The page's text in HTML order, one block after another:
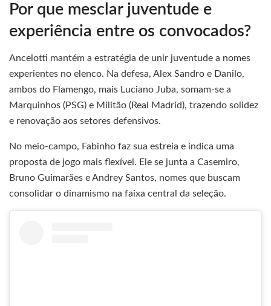
Por que mesclar juventude e
experiência entre os convocados?
Ancelotti mantém a estratégia de unir juventude a nomes
experientes no elenco. Na defesa, Alex Sandro e Danilo,
ambos do Flamengo, mais Luciano Juba, somam-se a
Marquinhos (PSG) e Militão (Real Madrid), trazendo solidez
e renovação aos setores defensivos.
No meio-campo, Fabinho faz sua estreia e indica uma
proposta de jogo mais flexível. Ele se junta a Casemiro,
Bruno Guimarães e Andrey Santos, nomes que buscam
consolidar o dinamismo na faixa central da seleção.